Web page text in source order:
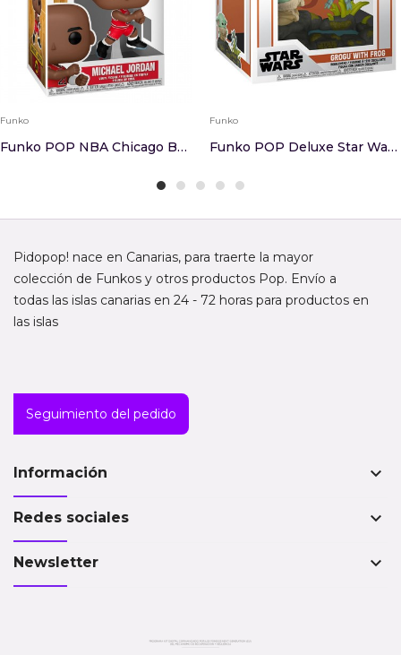
Funko
Funko POP NBA Chicago Bulls Michael Jordan 206
Funko
Funko POP Deluxe Star Wars The Mandalorian Grog...
Pidopop! nace en Canarias, para traerte la mayor
colección de Funkos y otros productos Pop. Envío a
todas las islas canarias en 24 - 72 horas para productos en
las islas
Seguimiento del pedido
Información keyboard_arrow_down
Redes sociales keyboard_arrow_down
Newsletter keyboard_arrow_down